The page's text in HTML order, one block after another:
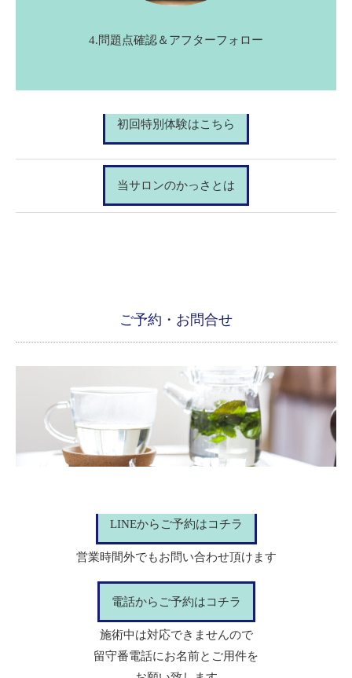
4.問題点確認＆アフターフォロー
初回特別体験はこちら
当サロンのかっさとは
ご予約・お問合せ
LINEからご予約はコチラ
営業時間外でもお問い合わせ頂けます
電話からご予約はコチラ
施術中は対応できませんので
留守番電話にお名前とご用件を